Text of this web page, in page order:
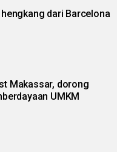
dari Barcelona
Makassar, dorong
UMKM